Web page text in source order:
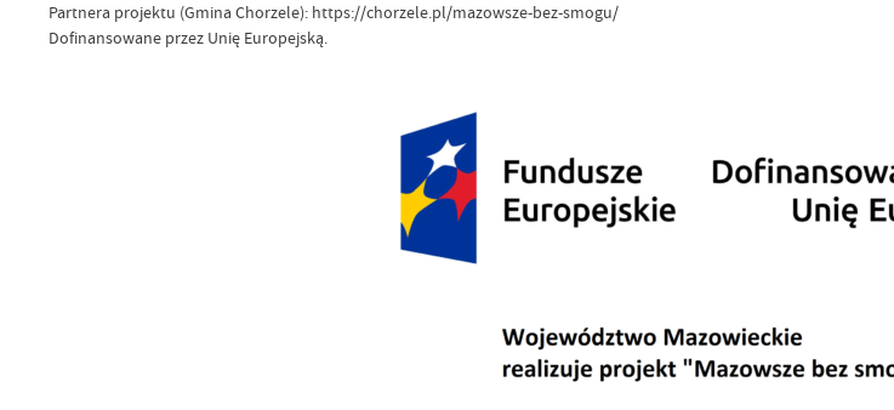
Partnera projektu (Gmina Chorzele): https://chorzele.pl/mazowsze-bez-smogu/
Dofinansowane przez Unię Europejską.